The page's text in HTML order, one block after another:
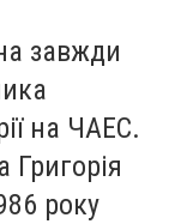
завжди
на ЧАЕС.
Григорія
року